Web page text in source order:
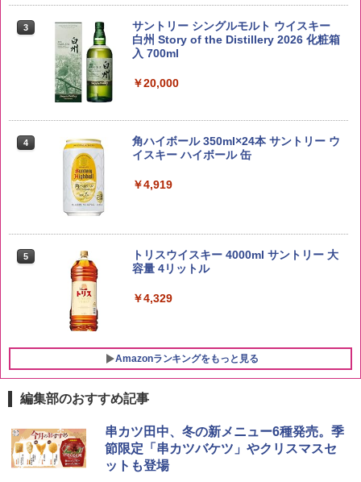
米 5kg
￥3,396
【在庫処分価格】ももたろう印 無洗米 5
kg 業務用 お米マイスターブレンド
新潟県産新之助 無洗米 5kg 令和7年産
￥4,536
3
サントリー シングルモルト ウイスキー
白州 Story of the Distillery 2026 化粧箱
入 700ml
￥20,000
4
角ハイボール 350ml×24本 サントリー ウ
イスキー ハイボール 缶
￥4,919
5
トリスウイスキー 4000ml サントリー 大
容量 4リットル
￥4,329
Amazonランキングをもっと見る
1
チキンラーメン どんぶり 85g×12個 日清
食品 インスタント カップ麺
￥1,745
1
シャープ 過熱水蒸気 オーブンレンジ 23
L 1段調理 ブラック RE-WF232-B シンプ
ル操作 コンパクト 一人暮らし 二人暮ら
し らくチン!（絶対湿度）センサー ノン
編集部のおすすめ記事
串カツ田中、冬の新メニュー6種発売。季
節限定「串カツバケツ」やクリスマスセ
ットも登場